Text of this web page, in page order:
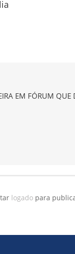
EM FÓRUM
logado para